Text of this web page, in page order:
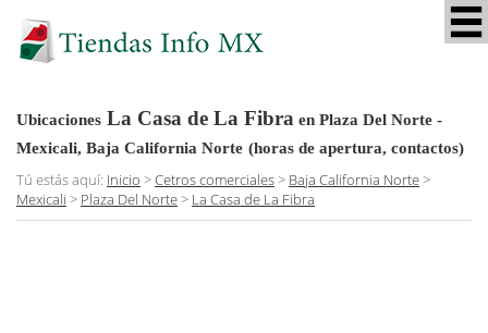
Ubicaciones La Casa de La Fibra en Plaza Del Norte -
Mexicali, Baja California Norte (horas de apertura, contactos)
Tú estás aquí: Inicio >Cetros comerciales> Baja California Norte>
Mexicali > Plaza Del Norte> La Casa de La Fibra